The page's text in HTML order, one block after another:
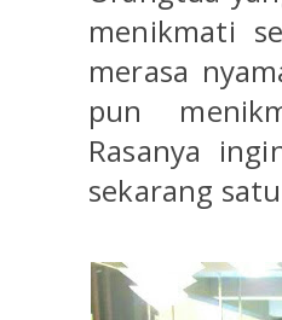
menikmati
merasa
pun
Rasanya
sekarang